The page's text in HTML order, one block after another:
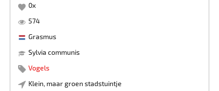
0x
574
Grasmus
Sylvia communis
Vogels
Klein, maar groen stadstuintje